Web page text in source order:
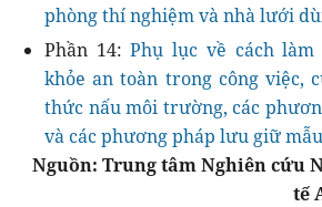
phòng thí nghiệm và nhà lưới
Phần 14:Phụ lục về cách làm
khỏe an toàn trong công việc,
thức nấu môi trường, các
và các phương pháp lưu giữ
Nguồn: Trung tâm Nghiên cứu
tế